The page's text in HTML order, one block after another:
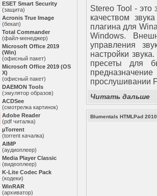
ESET Smart Security
(защита)
Acronis True Image
(бекап)
Total Commander
(файл-менеджер)
Microsoft Office 2019
(Win)
(офисный пакет)
Microsoft Office 2019 (OS
X)
(офисный пакет)
DAEMON Tools
(эмулятор образов)
ACDSee
(смотрелка картинок)
Adobe Reader
(pdf читалка)
µTorrent
(torrent качалка)
AIMP
(аудиоплеер)
Media Player Classic
(видеоплеер)
K-Lite Codec Pack
(кодеки)
WinRAR
(архиватор)
Stereo Tool - это
качеством
плагина для
Windows.
управления
настройки
пресеты для
прослушивании
Читать дальше
Blumentals HTMLPad